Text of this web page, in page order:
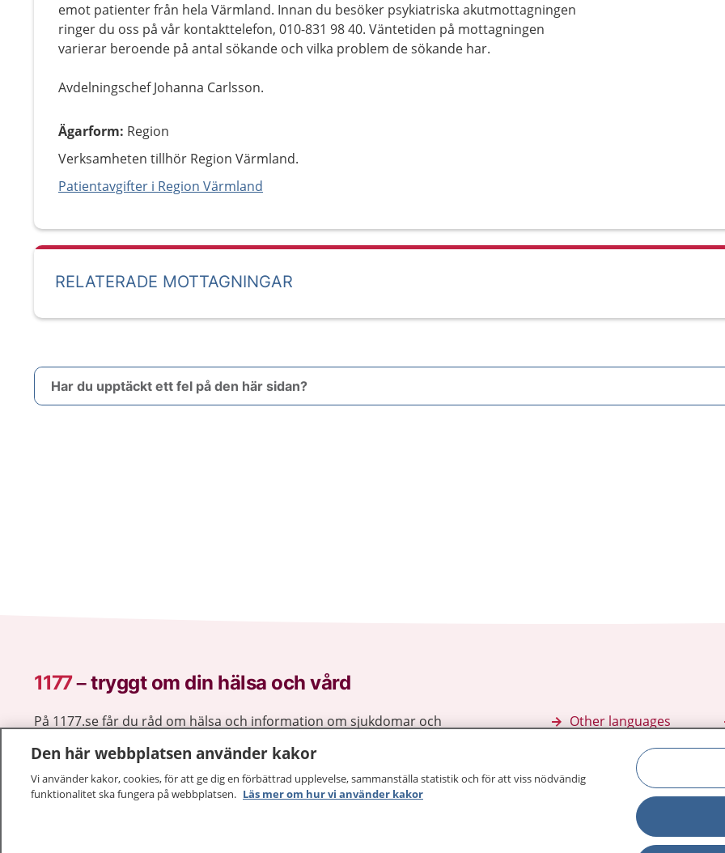
emot patienter från hela Värmland. Innan du besöker psykiatriska akutmottagningen
ringer du oss på vår kontakttelefon, 010-831 98 40. Väntetiden på mottagningen
varierar beroende på antal sökande och vilka problem de sökande har.
Avdelningschef Johanna Carlsson.
Ägarform: Region
Verksamheten tillhör Region Värmland.
Patientavgifter i Region Värmland
RELATERADE MOTTAGNINGAR
Har du upptäckt ett fel på den här sidan?
1177–tryggt om din hälsa och vård
På 1177.se får du råd om hälsa och information om sjukdomar och
och göra dina vårdärenden. Ring telefonnummer 1177 för
sjukvårdsrådgivning dygnet runt.
1177 ger dig råd när du vill må bättre.
Other languages
Lättläst svenska
Den här webbplatsen använder kakor
Vi använder kakor, cookies, för att ge dig en förbättrad upplevelse, sammanställa statistik och för att viss nödvändig
funktionalitet ska fungera på webbplatsen. Läs mer om hur vi använder kakor